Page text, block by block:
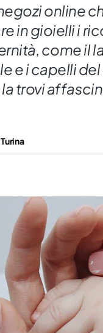
online
in gioielli i
come il
e i capelli
trovi